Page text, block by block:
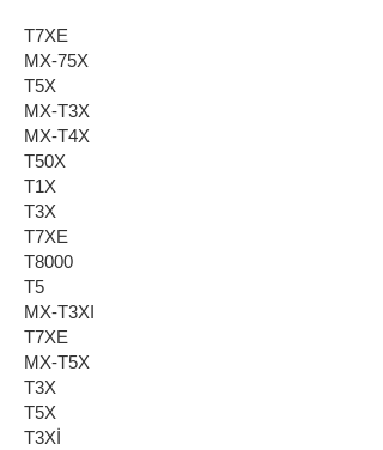
T7XE
MX-75X
T5X
MX-T3X
MX-T4X
T50X
T1X
T3X
T7XE
T8000
T5
MX-T3XI
T7XE
MX-T5X
T3X
T5X
T3Xİ